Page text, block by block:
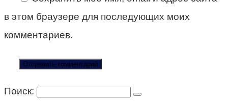
в этом браузере для последующих моих
комментариев.
Поиск: